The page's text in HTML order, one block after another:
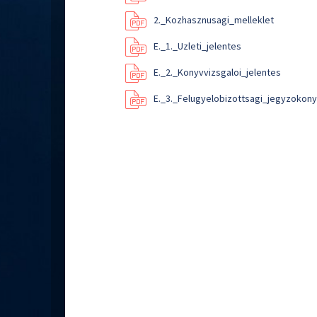
2._Kozhasznusagi_melleklet
E._1._Uzleti_jelentes
E._2._Konyvvizsgaloi_jelentes